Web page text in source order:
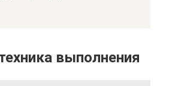
выполнения